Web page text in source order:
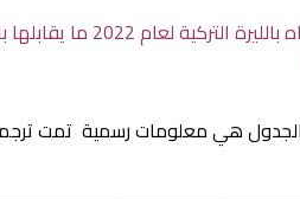
الرسوم الموضحة
الجدول هي معلومات رسمية تمت